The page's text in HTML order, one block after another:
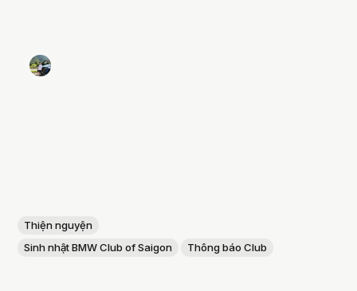
Thiện nguyện
Sinh nhật BMW Club of Saigon
Thông báo Club